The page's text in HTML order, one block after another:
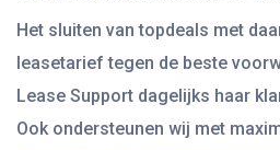
Het sluiten van topdeals met
leasetarief tegen de beste
Lease Support dagelijks haar
Ook ondersteunen wij met